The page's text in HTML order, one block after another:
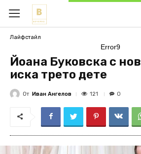
Лайфстайл
Error9
Йоана Буковска с
иска трето дете
От Иван Ангелов 121 0